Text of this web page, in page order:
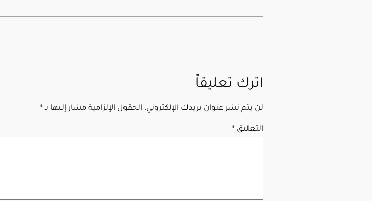
اترك تعليقاً
لن يتم نشر عنوان بريدك الإلكتروني. الحقول الإلزامية مشار إليها بـ *
التعليق *